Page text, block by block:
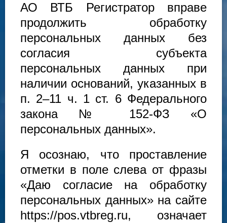
АО ВТБ Регистратор вправе
продолжить обработку
персональных данных без
согласия субъекта
персональных данных при
наличии оснований, указанных в
п. 2–11 ч. 1 ст. 6 Федерального
закона № 152-ФЗ «О
персональных данных».
Я осознаю, что проставление
отметки в поле слева от фразы
«Даю согласие на обработку
персональных данных» на сайте
https://pos.vtbreg.ru, означает